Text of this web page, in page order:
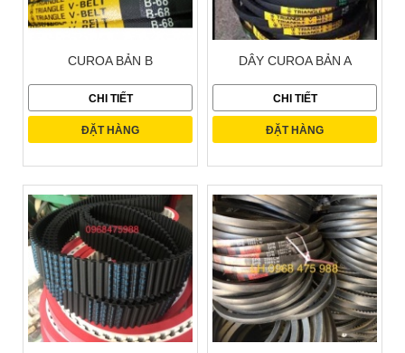
CUROA BẢN B
CHI TIẾT
ĐẶT HÀNG
DÂY CUROA BẢN A
CHI TIẾT
ĐẶT HÀNG